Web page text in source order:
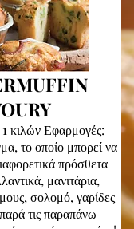
κιλών Εφαρμογές:
το οποίο μπορεί να
πρόσθετα
μανιτάρια,
σολομό, γαρίδες
τις παραπάνω